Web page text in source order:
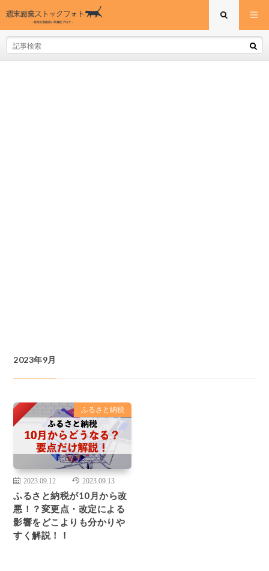
2023年9月
ふるさと納税
2023.09.12 2023.09.13
ふるさと納税が10月から改
悪！？変更点・改定による
影響をどこよりも分かりや
すく解説！！